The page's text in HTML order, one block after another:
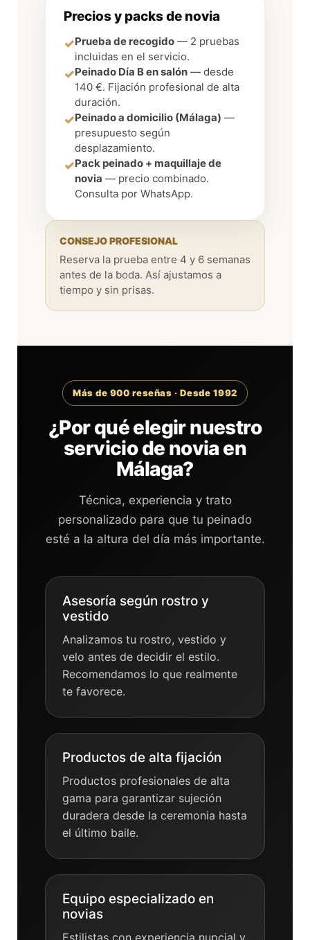
Precios y packs de novia
✓Prueba de recogido — 2 pruebas
incluidas en el servicio.
✓Peinado Día B en salón — desde
140 €. Fijación profesional de alta
duración.
✓Peinado a domicilio (Málaga) —
presupuesto según
desplazamiento.
✓Pack peinado + maquillaje de
novia — precio combinado.
Consulta por WhatsApp.
CONSEJO PROFESIONAL
Reserva la prueba entre 4 y 6 semanas
antes de la boda. Así ajustamos a
tiempo y sin prisas.
Más de 900 reseñas · Desde 1992
¿Por qué elegir nuestro
servicio de novia en
Málaga?
Técnica, experiencia y trato
personalizado para que tu peinado
esté a la altura del día más importante.
Asesoría según rostro y
vestido
Analizamos tu rostro, vestido y
velo antes de decidir el estilo.
Recomendamos lo que realmente
te favorece.
Productos de alta fijación
Productos profesionales de alta
gama para garantizar sujeción
duradera desde la ceremonia hasta
el último baile.
Equipo especializado en
novias